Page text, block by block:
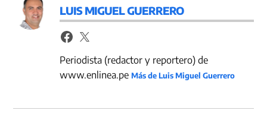
LUIS MIGUEL GUERRERO
Periodista (redactor y reportero) de
www.enlinea.peMás de Luis Miguel Guerrero